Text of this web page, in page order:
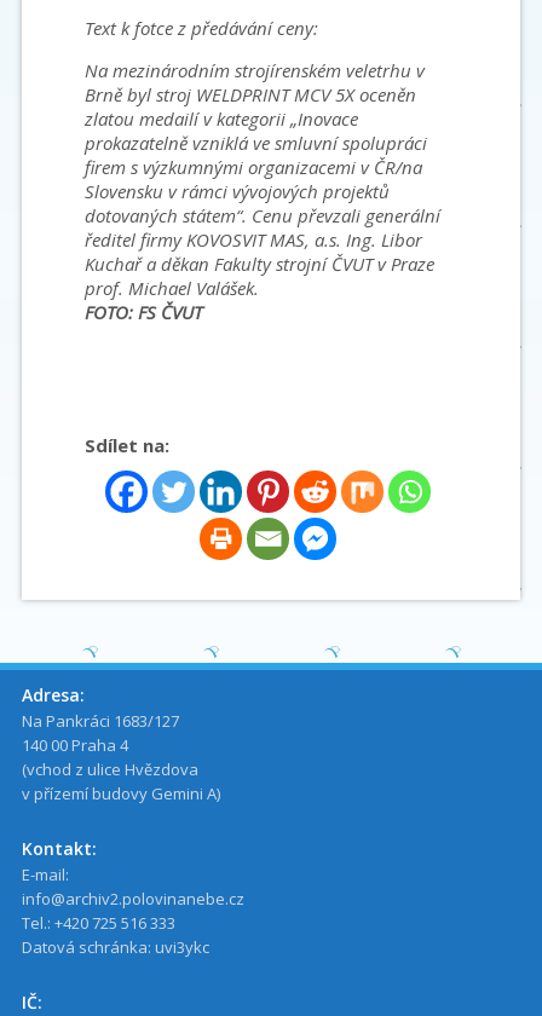
Text k fotce z předávání ceny:
Na mezinárodním strojírenském veletrhu v
Brně byl stroj WELDPRINT MCV 5X oceněn
zlatou medailí v kategorii „Inovace
prokazatelně vzniklá ve smluvní spolupráci
firem s výzkumnými organizacemi v ČR/na
Slovensku v rámci vývojových projektů
dotovaných státem“. Cenu převzali generální
ředitel firmy KOVOSVIT MAS, a.s. Ing. Libor
Kuchař a děkan Fakulty strojní ČVUT v Praze
prof. Michael Valášek.
FOTO: FS ČVUT
Sdílet na:
Adresa:
Na Pankráci 1683/127
140 00 Praha 4
(vchod z ulice Hvězdova
v přízemí budovy Gemini A)
Kontakt:
E-mail:
info@archiv2.polovinanebe.cz
Tel.: +420 725 516 333
Datová schránka: uvi3ykc
IČ: